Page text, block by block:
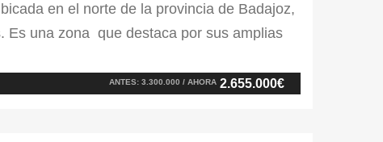
en el norte de la provincia de Badajoz,
Es una zona que destaca por sus amplias
una superficie de 480 ha. […]
ANTES: 3.300.000 / AHORA 2.655.000€